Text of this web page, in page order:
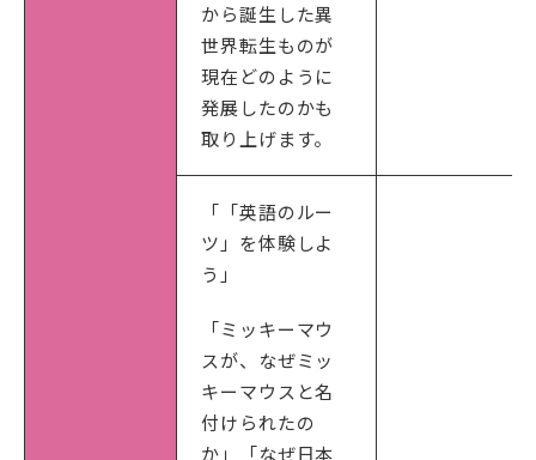
から誕生した異
世界転生ものが
現在どのように
発展したのかも
取り上げます。
「「英語のルー
ツ」を体験しよ
う」
「ミッキーマウ
スが、なぜミッ
キーマウスと名
付けられたの
か」「なぜ日本